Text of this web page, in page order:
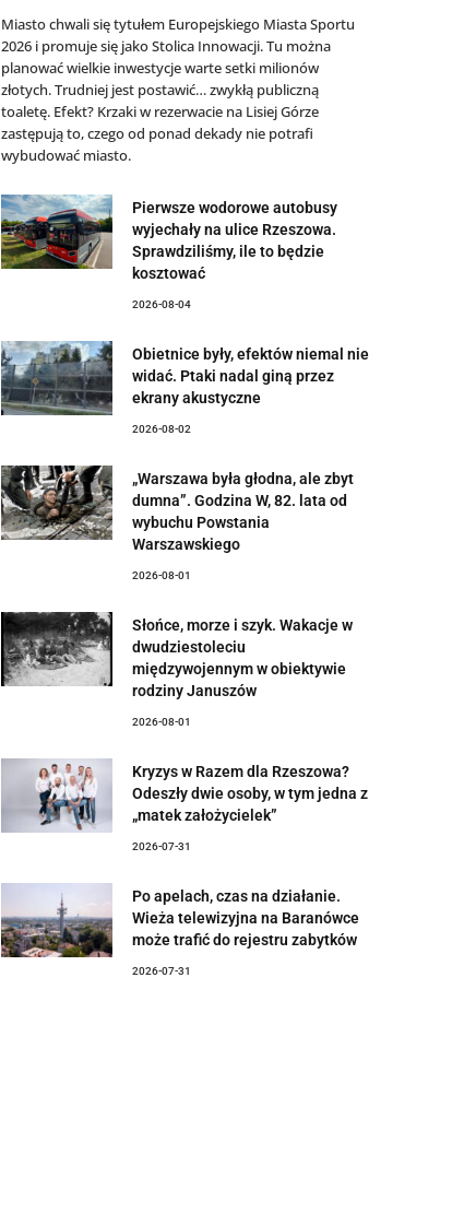
Miasto chwali się tytułem Europejskiego Miasta Sportu
2026 i promuje się jako Stolica Innowacji. Tu można
planować wielkie inwestycje warte setki milionów
złotych. Trudniej jest postawić… zwykłą publiczną
toaletę. Efekt? Krzaki w rezerwacie na Lisiej Górze
zastępują to, czego od ponad dekady nie potrafi
wybudować miasto.
Pierwsze wodorowe autobusy
wyjechały na ulice Rzeszowa.
Sprawdziliśmy, ile to będzie
kosztować
2026-08-04
Obietnice były, efektów niemal nie
widać. Ptaki nadal giną przez
ekrany akustyczne
2026-08-02
„Warszawa była głodna, ale zbyt
dumna”. Godzina W, 82. lata od
wybuchu Powstania
Warszawskiego
2026-08-01
Słońce, morze i szyk. Wakacje w
dwudziestoleciu
międzywojennym w obiektywie
rodziny Januszów
2026-08-01
Kryzys w Razem dla Rzeszowa?
Odeszły dwie osoby, w tym jedna z
„matek założycielek”
2026-07-31
Po apelach, czas na działanie.
Wieża telewizyjna na Baranówce
może trafić do rejestru zabytków
2026-07-31